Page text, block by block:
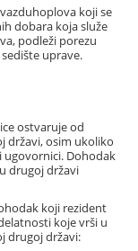
koji se
dobara koja služe
podleži porezu
uprave.
ostvaruje od
državi, osim ukoliko
ugovornici. Dohodak
drugoj državi
koji rezident
koje vrši u
drugoj državi: